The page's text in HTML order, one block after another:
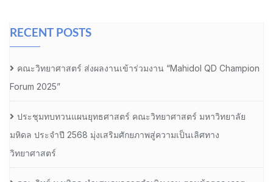
RECENT POSTS
คณะวิทยาศาสตร์ ส่งผลงานเข้าร่วมงาน “Mahidol QD Champion
Forum 2025”
ประชุมทบทวนแผนยุทธศาสตร์ คณะวิทยาศาสตร์ มหาวิทยาลัย
มหิดล ประจำปี 2568 มุ่งเสริมศักยภาพสู่ความเป็นเลิศทาง
วิทยาศาสตร์